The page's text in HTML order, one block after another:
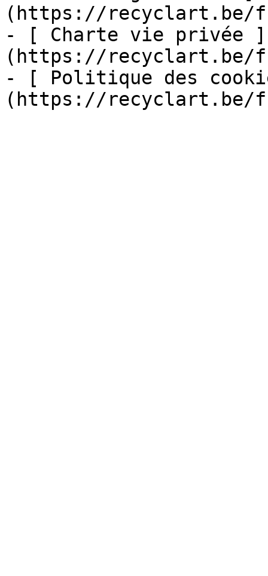
(https://recyclart.be/
- [ Charte vie privée ]
(https://recyclart.be/
- [ Politique des